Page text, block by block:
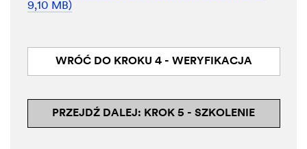
9,10 MB)
WRÓĆ DO KROKU 4 - WERYFIKACJA
PRZEJDŹ DALEJ: KROK 5 - SZKOLENIE